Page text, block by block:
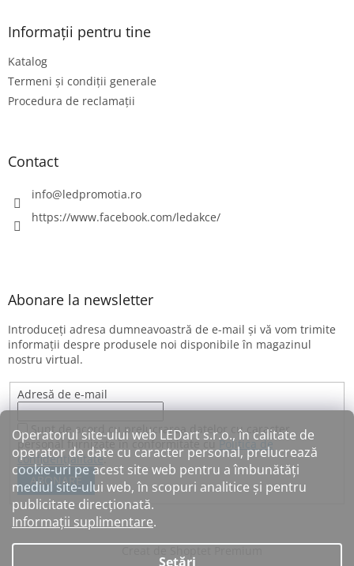
Operatorul site-ului web LEDart s.r.o., în calitate de
operator de date cu caracter personal, prelucrează
cookie-uri pe acest site web pentru a îmbunătăți
mediul site-ului web, în scopuri analitice și pentru
publicitate direcționată.
Informații suplimentare.
Setări
Informații pentru tine
Katalog
Termeni și condiții generale
Procedura de reclamații
Contact
info@ledpromotia.ro
https://www.facebook.com/ledakce/
Abonare la newsletter
Introduceţi adresa dumneavoastră de e-mail şi vă vom trimite
informaţii despre produsele noi disponibile în magazinul
nostru virtual.
Adresă de e-mail
Sunt de acord cu prelucrarea datelor cu caracter
personal furnizate în conformitate cu Politica de
confidențialitate.
ABONARE